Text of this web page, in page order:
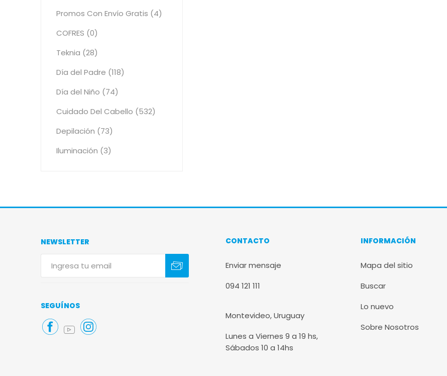
Promos Con Envío Gratis (4)
COFRES (0)
Teknia (28)
Día del Padre (118)
Día del Niño (74)
Cuidado Del Cabello (532)
Depilación (73)
Iluminación (3)
NEWSLETTER
SEGUÍNOS
CONTACTO
Enviar mensaje
094 121 111
Montevideo, Uruguay
Lunes a Viernes 9 a 19 hs,
Sábados 10 a 14hs
INFORMACIÓN
Mapa del sitio
Buscar
Lo nuevo
Sobre Nosotros